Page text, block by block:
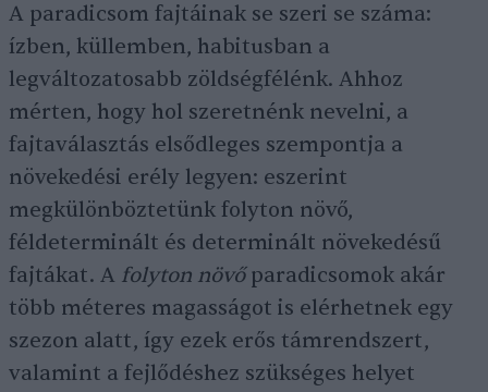
A paradicsom fajtáinak se szeri se száma:
ízben, küllemben, habitusban a
legváltozatosabb zöldségfélénk. Ahhoz
mérten, hogy hol szeretnénk nevelni, a
fajtaválasztás elsődleges szempontja a
növekedési erély legyen: eszerint
megkülönböztetünk folyton növő,
féldeterminált és determinált növekedésű
fajtákat. A folyton növőparadicsomok akár
több méteres magasságot is elérhetnek egy
szezon alatt, így ezek erős támrendszert,
valamint a fejlődéshez szükséges helyet